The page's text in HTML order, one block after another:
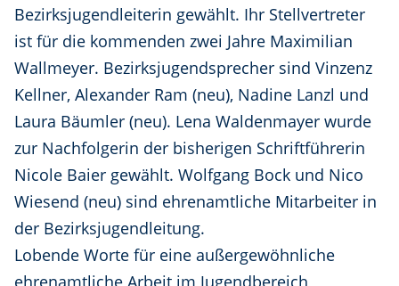
Bezirksjugendleiterin gewählt. Ihr Stellvertreter
ist für die kommenden zwei Jahre Maximilian
Wallmeyer. Bezirksjugendsprecher sind Vinzenz
Kellner, Alexander Ram (neu), Nadine Lanzl und
Laura Bäumler (neu). Lena Waldenmayer wurde
zur Nachfolgerin der bisherigen Schriftführerin
Nicole Baier gewählt. Wolfgang Bock und Nico
Wiesend (neu) sind ehrenamtliche Mitarbeiter in
der Bezirksjugendleitung.
Lobende Worte für eine außergewöhnliche